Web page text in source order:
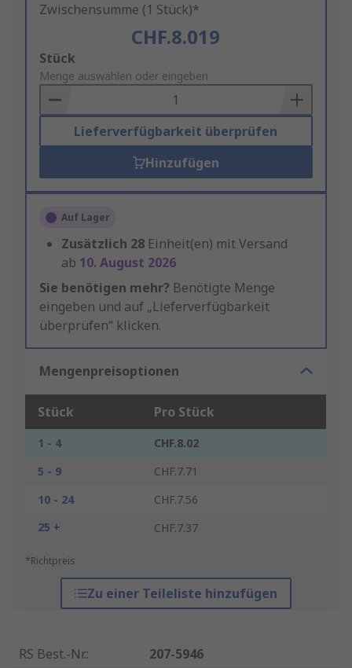
Zwischensumme (1 Stück)*
CHF.8.019
Add
to
Basket
Stück
Menge auswählen oder eingeben
Lieferverfügbarkeit überprüfen
Hinzufügen
Auf Lager
Zusätzlich 28 Einheit(en) mit Versand
ab 10. August 2026
Sie benötigen mehr? Benötigte Menge
eingeben und auf „Lieferverfügbarkeit
überprüfen“ klicken.
Mengenpreisoptionen
Stück Pro Stück
1 - 4
CHF.8.02
5 - 9
CHF.7.71
10 - 24
CHF.7.56
25 +
CHF.7.37
*Richtpreis
Zu einer Teileliste hinzufügen
RS Best.-Nr.:
207-5946